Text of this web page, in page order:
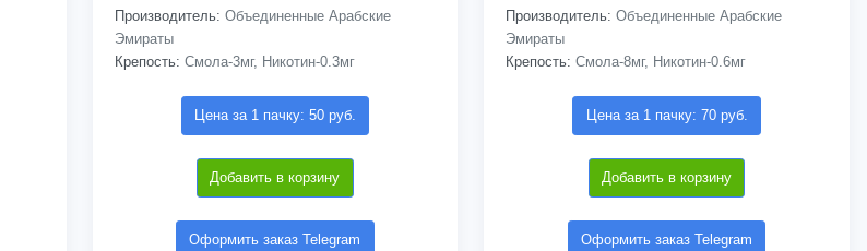
Производитель: Объединенные Арабские
Эмираты
Крепость: Смола-3мг, Никотин-0.3мг
Цена за 1 пачку: 50 руб.
Добавить в корзину
Оформить заказ Telegram
Производитель: Объединенные Арабские
Эмираты
Крепость: Смола-8мг, Никотин-0.6мг
Цена за 1 пачку: 70 руб.
Добавить в корзину
Оформить заказ Telegram